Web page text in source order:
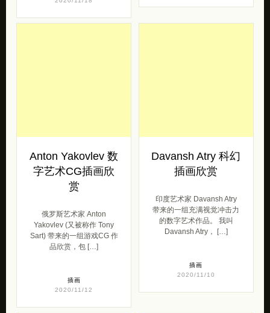
Anton Yakovlev 数
字艺术CG插画欣
赏
俄罗斯艺术家 Anton
Yakovlev (又被称作 Tony
Sart) 带来的一组游戏CG 作
品欣赏，包 […]
插画
2020/11/12
Davansh Atry 科幻
插画欣赏
印度艺术家 Davansh Atry
带来的一组充满视觉冲击力
的数字艺术作品。 我叫
Davansh Atry， […]
插画
2020/11/10